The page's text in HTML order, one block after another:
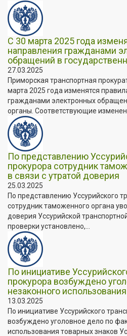
С 30 марта 2025 года
направления гражданами
обращений в
27.03.2025
Приморская транспортная
марта 2025 года изменятся
гражданами электронных
органы. Соответствующие
По представлению
прокурора сотрудник
в связи с утратой доверия
25.03.2025
По представлению Уссурийского
сотрудник таможенного органа
доверия Уссурийской
проверки установлено,...
По инициативе
прокурора возбуждено
незаконного
13.03.2025
По инициативе Уссурийского
возбуждено уголовное дело по
использования товарных знаков